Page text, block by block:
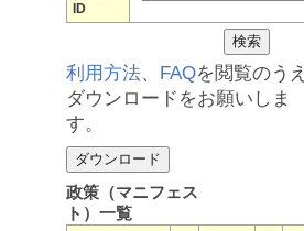
ID
利用方法、 FAQを閲覧のうえ
ダウンロードをお願いしま
す。
政策（マニフェス
ト）一覧